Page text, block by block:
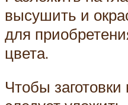
высушить и
для
цвета.
Чтобы